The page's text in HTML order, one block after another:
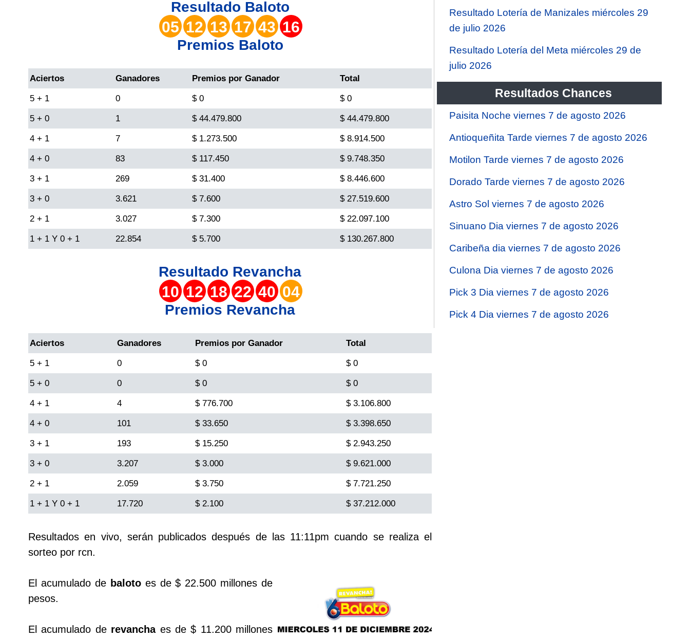
Lotería de Manizales
Lotería del Quindio
Lotería de Bogotá
Lotería de Risaralda
Lotería de Medellín
Lotería de Santander
Antioqueñita Día
Antioqueñita Tarde
Cafeterito Tarde
Cafeterito Noche
Caribeña Día
Caribeña Noche
Chontico Noche
Resultado Baloto
05 12 13 17 43 16
Premios Baloto
Aciertos Ganadores Premios por Ganador Total
5 + 1 0 $ 0 $ 0
5 + 0 1 $ 44.479.800 $ 44.479.800
4 + 1 7 $ 1.273.500 $ 8.914.500
4 + 0 83 $ 117.450 $ 9.748.350
3 + 1 269 $ 31.400 $ 8.446.600
3 + 0 3.621 $ 7.600 $ 27.519.600
2 + 1 3.027 $ 7.300 $ 22.097.100
1 + 1 Y 0 + 1 22.854 $ 5.700 $ 130.267.800
Resultado Revancha
10 12 18 22 40 04
Premios Revancha
Aciertos Ganadores Premios por Ganador Total
5 + 1 0 $ 0 $ 0
5 + 0 0 $ 0 $ 0
4 + 1 4 $ 776.700 $ 3.106.800
4 + 0 101 $ 33.650 $ 3.398.650
3 + 1 193 $ 15.250 $ 2.943.250
3 + 0 3.207 $ 3.000 $ 9.621.000
2 + 1 2.059 $ 3.750 $ 7.721.250
1 + 1 Y 0 + 1 17.720 $ 2.100 $ 37.212.000
Resultados en vivo, serán publicados después de las 11:11pm cuando se realiza el
sorteo por rcn.
El acumulado de balotoes de $ 22.500 millones de
pesos.
El acumulado de revanchaes de $ 11.200 millones
Resultado Lotería de Manizales miércoles 29
de julio 2026
Resultado Lotería del Meta miércoles 29 de
julio 2026
Resultados Chances
Paisita Noche viernes 7 de agosto 2026
Antioqueñita Tarde viernes 7 de agosto 2026
Motilon Tarde viernes 7 de agosto 2026
Dorado Tarde viernes 7 de agosto 2026
Astro Sol viernes 7 de agosto 2026
Sinuano Dia viernes 7 de agosto 2026
Caribeña dia viernes 7 de agosto 2026
Culona Dia viernes 7 de agosto 2026
Pick 3 Dia viernes 7 de agosto 2026
Pick 4 Dia viernes 7 de agosto 2026